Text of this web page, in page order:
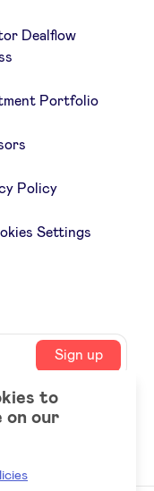
Dealflow
Portfolio
Policy
Settings
Sign up
to
on our